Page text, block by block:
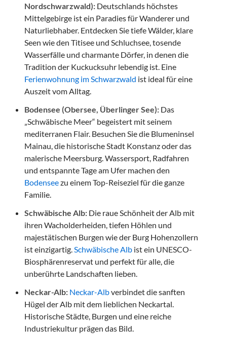
Nordschwarzwald): Deutschlands höchstes
Mittelgebirge ist ein Paradies für Wanderer und
Naturliebhaber. Entdecken Sie tiefe Wälder, klare
Seen wie den Titisee und Schluchsee, tosende
Wasserfälle und charmante Dörfer, in denen die
Tradition der Kuckucksuhr lebendig ist. Eine
Ferienwohnung im Schwarzwald ist ideal für eine
Auszeit vom Alltag.
Bodensee (Obersee, Überlinger See): Das
„Schwäbische Meer“ begeistert mit seinem
mediterranen Flair. Besuchen Sie die Blumeninsel
Mainau, die historische Stadt Konstanz oder das
malerische Meersburg. Wassersport, Radfahren
und entspannte Tage am Ufer machen den
Bodenseezu einem Top-Reiseziel für die ganze
Familie.
Schwäbische Alb: Die raue Schönheit der Alb mit
ihren Wacholderheiden, tiefen Höhlen und
majestätischen Burgen wie der Burg Hohenzollern
ist einzigartig. Schwäbische Alb ist ein UNESCO-
Biosphärenreservat und perfekt für alle, die
unberührte Landschaften lieben.
Neckar-Alb: Neckar-Albverbindet die sanften
Hügel der Alb mit dem lieblichen Neckartal.
Historische Städte, Burgen und eine reiche
Industriekultur prägen das Bild.